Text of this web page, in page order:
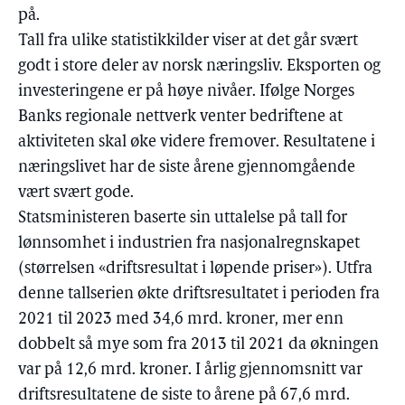
på.
Tall fra ulike statistikkilder viser at det går svært
godt i store deler av norsk næringsliv. Eksporten og
investeringene er på høye nivåer. Ifølge Norges
Banks regionale nettverk venter bedriftene at
aktiviteten skal øke videre fremover. Resultatene i
næringslivet har de siste årene gjennomgående
vært svært gode.
Statsministeren baserte sin uttalelse på tall for
lønnsomhet i industrien fra nasjonalregnskapet
(størrelsen «driftsresultat i løpende priser»). Utfra
denne tallserien økte driftsresultatet i perioden fra
2021 til 2023 med 34,6 mrd. kroner, mer enn
dobbelt så mye som fra 2013 til 2021 da økningen
var på 12,6 mrd. kroner. I årlig gjennomsnitt var
driftsresultatene de siste to årene på 67,6 mrd.